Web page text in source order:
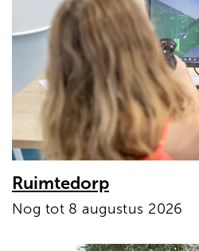
Ruimtedorp
Nog tot 8 augustus 2026